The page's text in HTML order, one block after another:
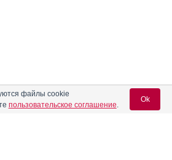
файлы cookie
пользовательское соглашение.
Ok